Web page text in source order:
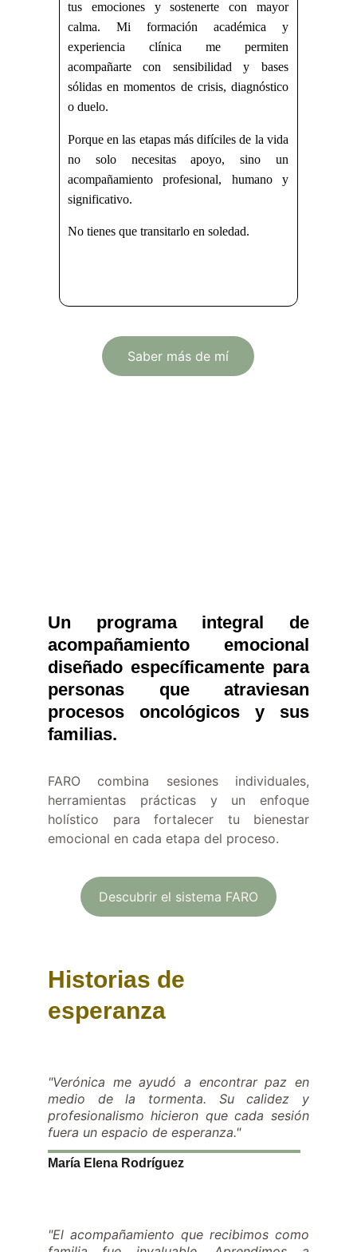
tus emociones y sostenerte con mayor
calma. Mi formación académica y
experiencia clínica me permiten
acompañarte con sensibilidad y bases
sólidas en momentos de crisis, diagnóstico
o duelo.
Porque en las etapas más difíciles de la vida
no solo necesitas apoyo, sino un
acompañamiento profesional, humano y
significativo.
No tienes que transitarlo en soledad.
Saber más de mí
Un programa integral de
acompañamiento emocional
diseñado específicamente para
personas que atraviesan
procesos oncológicos y sus
familias.
FARO combina sesiones individuales,
herramientas prácticas y un enfoque
holístico para fortalecer tu bienestar
emocional en cada etapa del proceso.
Descubrir el sistema FARO
Historias de
esperanza
"Verónica me ayudó a encontrar paz en
medio de la tormenta. Su calidez y
profesionalismo hicieron que cada sesión
fuera un espacio de esperanza."
María Elena Rodríguez
"El acompañamiento que recibimos como